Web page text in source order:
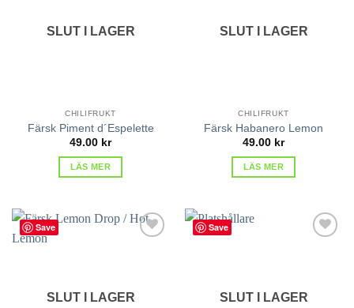
SLUT I LAGER
CHILIFRUKT
Färsk Piment d´Espelette
49.00 kr
LÄS MER
SLUT I LAGER
CHILIFRUKT
Färsk Habanero Lemon
49.00 kr
LÄS MER
Save
SLUT I LAGER
Save
SLUT I LAGER